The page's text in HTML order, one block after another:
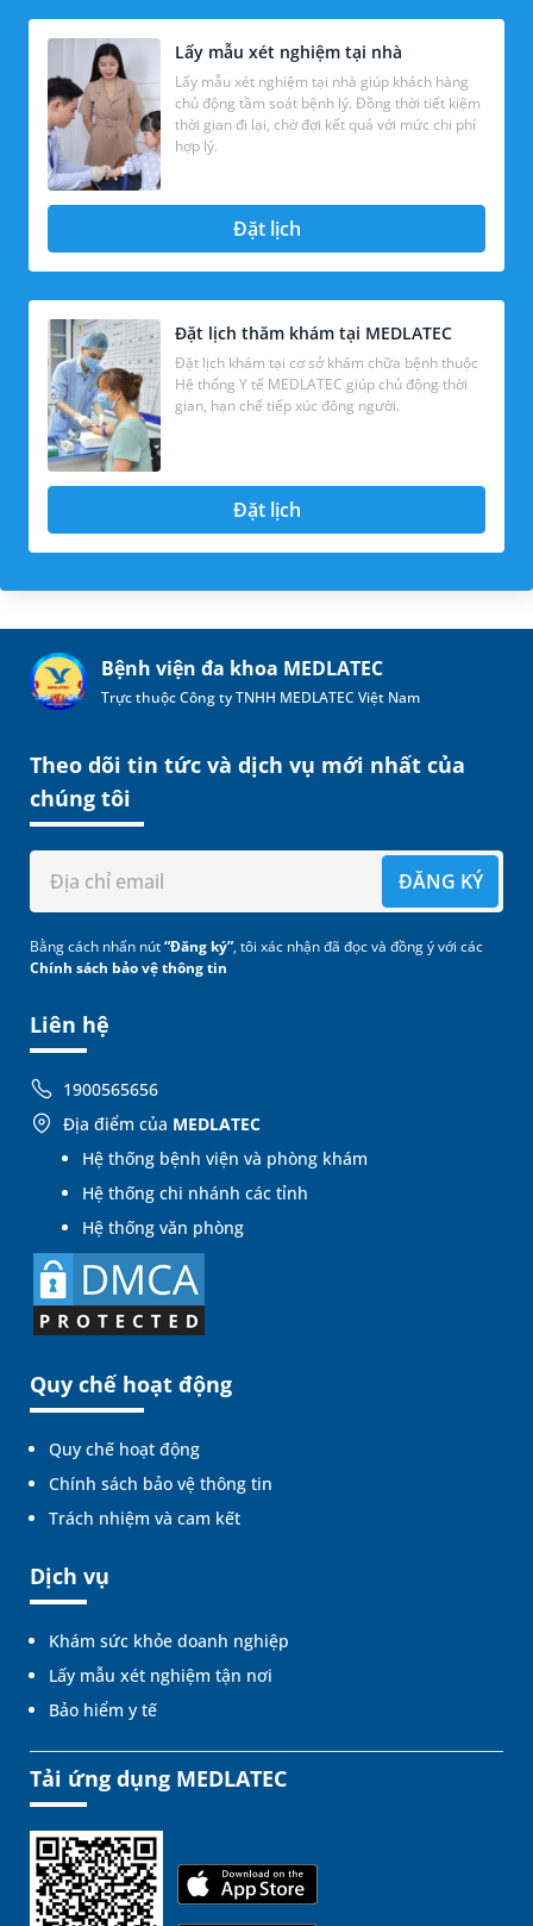
Lấy mẫu xét nghiệm tại nhà
Lấy mẫu xét nghiệm tại nhà giúp khách hàng
chủ động tầm soát bệnh lý. Đồng thời tiết kiệm
thời gian đi lại, chờ đợi kết quả với mức chi phí
hợp lý.
Đặt lịch
Đặt lịch thăm khám tại MEDLATEC
Đặt lịch khám tại cơ sở khám chữa bệnh thuộc
Hệ thống Y tế MEDLATEC giúp chủ động thời
gian, hạn chế tiếp xúc đông người.
Đặt lịch
Bệnh viện đa khoa MEDLATEC
Trực thuộc Công ty TNHH MEDLATEC Việt Nam
Liên hệ
1900565656
Địa điểm của MEDLATEC
Hệ thống bệnh viện và phòng khám
Hệ thống chi nhánh các tỉnh
Hệ thống văn phòng
Quy chế hoạt động
Quy chế hoạt động
Chính sách bảo vệ thông tin
Trách nhiệm và cam kết
Dịch vụ
Khám sức khỏe doanh nghiệp
Lấy mẫu xét nghiệm tận nơi
Bảo hiểm y tế
Theo dõi tin tức và dịch vụ mới nhất của
chúng tôi
ĐĂNG KÝ
Bằng cách nhấn nút“Đăng ký”, tôi xác nhận đã đọc và đồng ý với các
Chính sách bảo vệ thông tin
Tải ứng dụng MEDLATEC